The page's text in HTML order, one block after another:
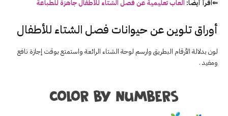
⇐اقرأ أيضًا: العاب تعليمية عن فصل الشتاء للأطفال جاهزة للطباعة
أوراق تلوين عن حيوانات فصل الشتاء للأطفال
لون بدلالة الأرقام البطريق وارسم لوحة الشتاء الرائعة واستمتع بوقت إجازة نافع
ومفيد .